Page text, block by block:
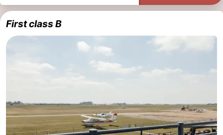
Églises
-
Moulins
vue
Croisières
-
Fermes
-
First class B